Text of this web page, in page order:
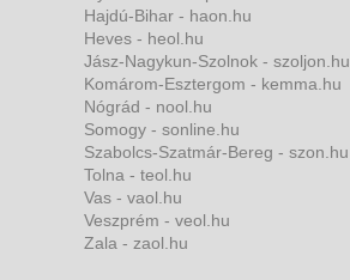
Hajdú-Bihar - haon.hu
Heves - heol.hu
Jász-Nagykun-Szolnok - szoljon.hu
Komárom-Esztergom - kemma.hu
Nógrád - nool.hu
Somogy - sonline.hu
Szabolcs-Szatmár-Bereg - szon.hu
Tolna - teol.hu
Vas - vaol.hu
Veszprém - veol.hu
Zala - zaol.hu